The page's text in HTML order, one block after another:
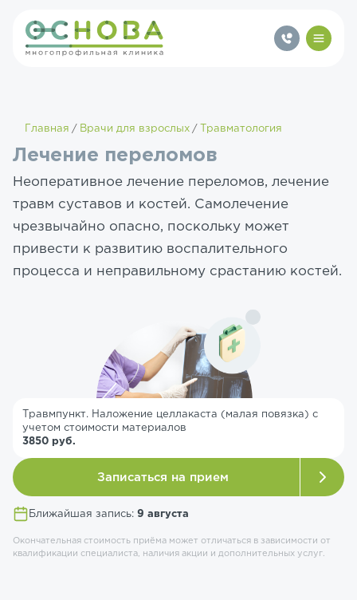
Главная Врачи для взрослых Травматология
Лечение переломов
Неоперативное лечение переломов, лечение
травм суставов и костей. Самолечение
чрезвычайно опасно, поскольку может
привести к развитию воспалительного
процесса и неправильному срастанию костей.
Ближайшая запись: 9 августа
Травмпункт. Наложение целлакаста (малая повязка) с
учетом стоимости материалов
3850 руб.
Записаться на прием
Окончательная стоимость приёма может отличаться в зависимости от
квалификации специалиста, наличия акции и дополнительных услуг.